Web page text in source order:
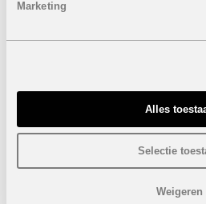
Marketing
Alles
Selectie
Weigeren